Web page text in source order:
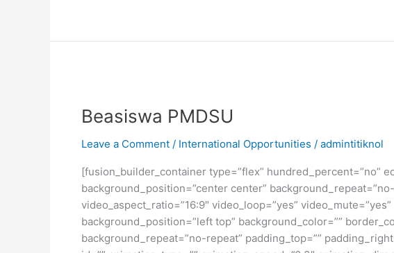
S3
Beasiswa PMDSU
Leave a Comment / International Opportunities / admintitiknol
[fusion_builder_container type=”flex” hundred_percent=”no”
background_position=”center center”
video_aspect_ratio=”16:9″ video_loop=”yes”
background_position=”left top” background_color=””
background_repeat=”no-repeat” padding_top=””